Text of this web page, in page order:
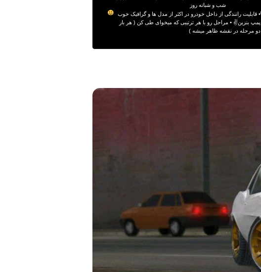
شب و شبانه روز
• قابلیت رانندگی از داخل خودرو در اکثر از مدل ها و گرافیک خوب
پمپ بنزین✌ • مراحل رو با هر ترتیبی که میخوای طی کن ( هر بار
دو مرحله در نقشه ظاهر میشه )